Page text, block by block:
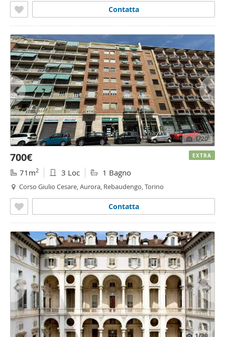
Contatta
1/20
700€
71m2 3 Loc 1 Bagno
Corso Giulio Cesare, Aurora, Rebaudengo, Torino
Contatta
EXTRA